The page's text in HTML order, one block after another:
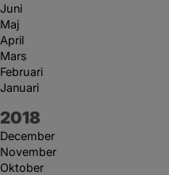
Juni
Maj
April
Mars
Februari
Januari
År:
2018
December
November
Oktober